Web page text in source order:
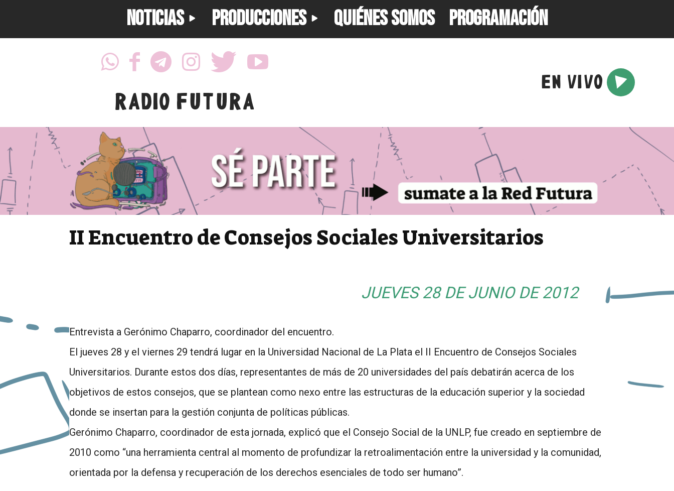
NOTICIAS PRODUCCIONES QUIÉNES SOMOS PROGRAMACIÓN
RADIO FUTURA
EN VIVO
II Encuentro de Consejos Sociales Universitarios
JUEVES 28 DE JUNIO DE 2012
Entrevista a Gerónimo Chaparro, coordinador del encuentro.
El jueves 28 y el viernes 29 tendrá lugar en la Universidad Nacional de La Plata el II Encuentro de Consejos Sociales
Universitarios. Durante estos dos días, representantes de más de 20 universidades del país debatirán acerca de los
objetivos de estos consejos, que se plantean como nexo entre las estructuras de la educación superior y la sociedad
donde se insertan para la gestión conjunta de políticas públicas.
Gerónimo Chaparro, coordinador de esta jornada, explicó que el Consejo Social de la UNLP, fue creado en septiembre de
2010 como “una herramienta central al momento de profundizar la retroalimentación entre la universidad y la comunidad,
orientada por la defensa y recuperación de los derechos esenciales de todo ser humano”.